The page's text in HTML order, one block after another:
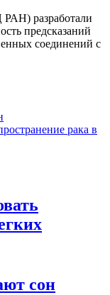
разработали
предсказаний
соединений с
рака в
сон